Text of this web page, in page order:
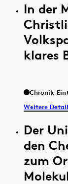
In der
klares
Chronik-
Weitere
Der
den
zum